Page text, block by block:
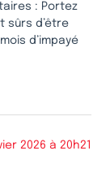
: Portez
sûrs d’être
d’impayé
2026 à 20h21